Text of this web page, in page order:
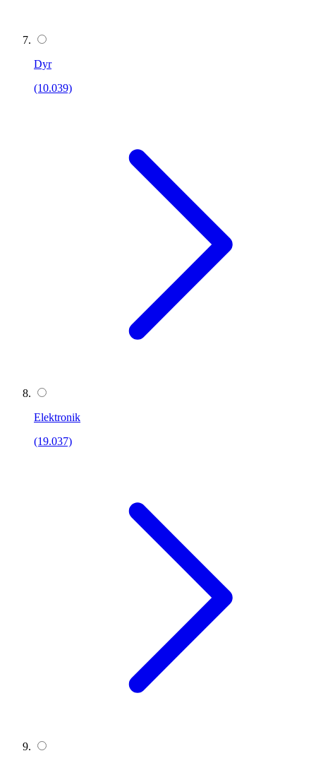
Dyr
(10.039)
Elektronik
(19.037)